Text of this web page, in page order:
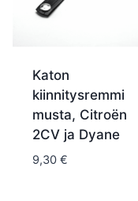
Katon
kiinnitysremmi
musta, Citroën
2CV ja Dyane
9,30 €